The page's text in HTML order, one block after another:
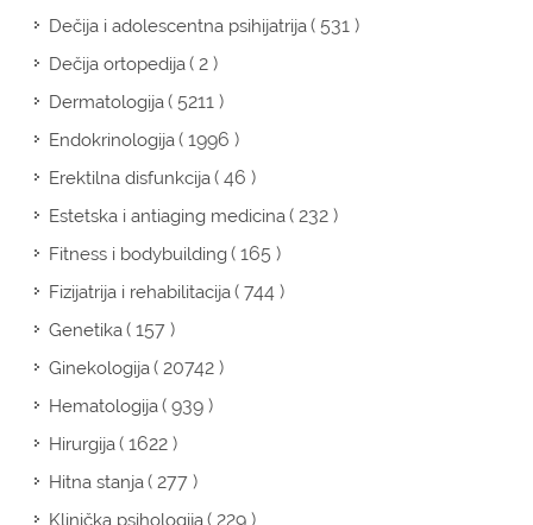
Dečija i adolescentna psihijatrija( 531 )
Dečija ortopedija( 2 )
Dermatologija( 5211 )
Endokrinologija( 1996 )
Erektilna disfunkcija( 46 )
Estetska i antiaging medicina( 232 )
Fitness i bodybuilding( 165 )
Fizijatrija i rehabilitacija( 744 )
Genetika( 157 )
Ginekologija( 20742 )
Hematologija( 939 )
Hirurgija( 1622 )
Hitna stanja( 277 )
Klinička psihologija( 229 )